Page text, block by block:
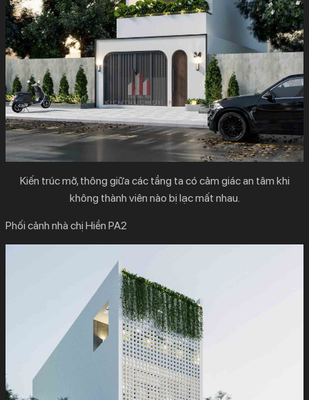
Kiến trúc mở, thông giữa các tầng ta có cảm giác an tâm khi
không thành viên nào bị lạc mất nhau.
Phối cảnh nhà chị Hiền PA2